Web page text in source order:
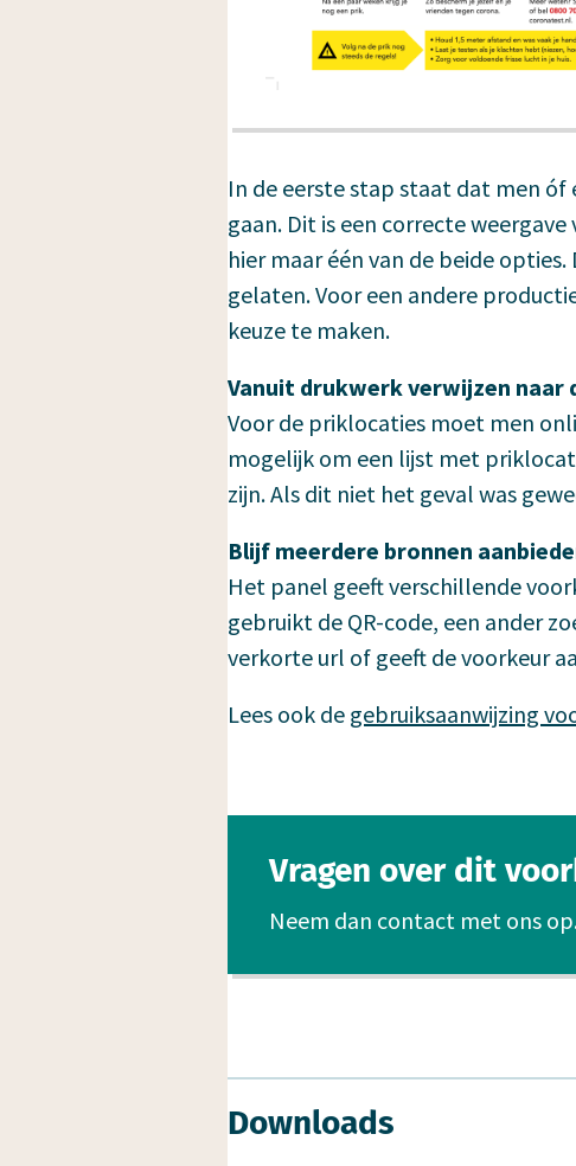
In de eerste stap staat dat men
gaan. Dit is een correcte
hier maar één van de beide
gelaten. Voor een andere
keuze te maken.
Vanuit drukwerk verwijzen naar
Voor de priklocaties moet men
mogelijk om een lijst met
zijn. Als dit niet het geval was
Blijf meerdere bronnen
Het panel geeft verschillende
gebruikt de QR-code, een ander
verkorte url of geeft de voorkeur
Lees ook de gebruiksaanwijzing
Vragen over dit
Neem dan contact met ons
Downloads